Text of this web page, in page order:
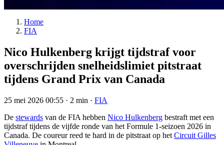
Home
FIA
Nico Hulkenberg krijgt tijdstraf voor
overschrijden snelheidslimiet pitstraat
tijdens Grand Prix van Canada
25 mei 2026 00:55 · 2 min · FIA
De stewards van de FIA hebben Nico Hulkenberg bestraft met een
tijdstraf tijdens de vijfde ronde van het Formule 1-seizoen 2026 in
Canada. De coureur reed te hard in de pitstraat op het Circuit Gilles